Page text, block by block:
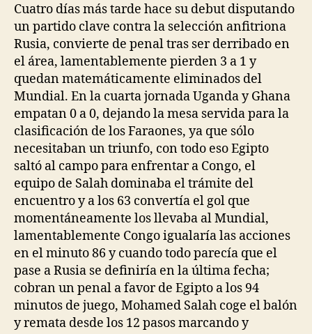
Cuatro días más tarde hace su debut disputando
un partido clave contra la selección anfitriona
Rusia, convierte de penal tras ser derribado en
el área, lamentablemente pierden 3 a 1 y
quedan matemáticamente eliminados del
Mundial. En la cuarta jornada Uganda y Ghana
empatan 0 a 0, dejando la mesa servida para la
clasificación de los Faraones, ya que sólo
necesitaban un triunfo, con todo eso Egipto
saltó al campo para enfrentar a Congo, el
equipo de Salah dominaba el trámite del
encuentro y a los 63 convertía el gol que
momentáneamente los llevaba al Mundial,
lamentablemente Congo igualaría las acciones
en el minuto 86 y cuando todo parecía que el
pase a Rusia se definiría en la última fecha;
cobran un penal a favor de Egipto a los 94
minutos de juego, Mohamed Salah coge el balón
y remata desde los 12 pasos marcando y